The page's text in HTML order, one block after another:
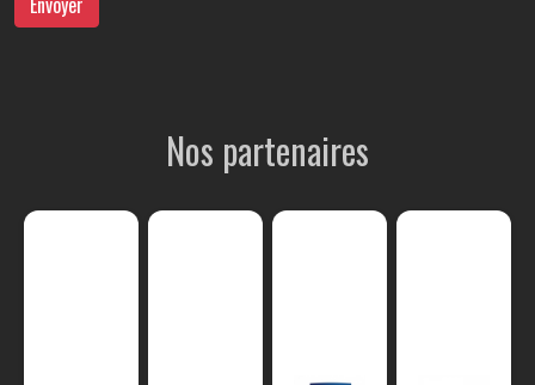
Nos partenaires